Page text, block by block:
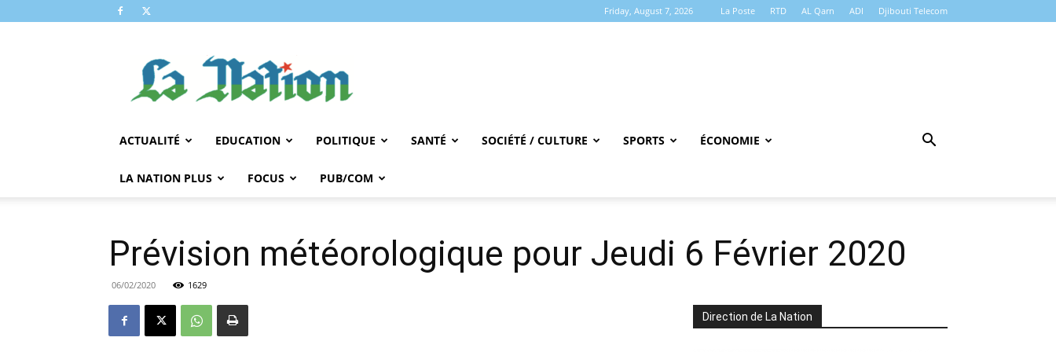
Friday, August 7, 2026 La Poste RTD AL Qarn ADI Djibouti Telecom
NATION
ACTUALITÉ EDUCATION POLITIQUE SANTÉ SOCIÉTÉ / CULTURE SPORTS ÉCONOMIE
LA NATION PLUS FOCUS PUB/COM
Prévision météorologique pour Jeudi 6 Février 2020
06/02/2020 1629
Direction de La Nation